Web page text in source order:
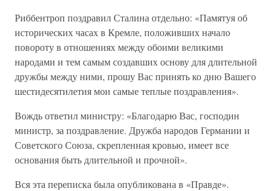
Риббентроп поздравил Сталина отдельно: «Памятуя об
исторических часах в Кремле, положивших начало
повороту в отношениях между обоими великими
народами и тем самым создавших основу для длительной
дружбы между ними, прошу Вас принять ко дню Вашего
шестидесятилетия мои самые теплые поздравления».
Вождь ответил министру: «Благодарю Вас, господин
министр, за поздравление. Дружба народов Германии и
Советского Союза, скрепленная кровью, имеет все
основания быть длительной и прочной».
Вся эта переписка была опубликована в «Правде».